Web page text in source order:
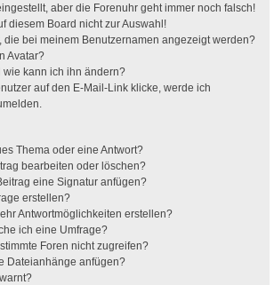
aber die Forenuhr geht immer noch falsch!
diesem Board nicht zur Auswahl!
die bei meinem Benutzernamen angezeigt werden?
Avatar?
wie kann ich ihn ändern?
auf den E-Mail-Link klicke, werde ich
Thema oder eine Antwort?
bearbeiten oder löschen?
eine Signatur anfügen?
erstellen?
Antwortmöglichkeiten erstellen?
ich eine Umfrage?
Foren nicht zugreifen?
Dateianhänge anfügen?